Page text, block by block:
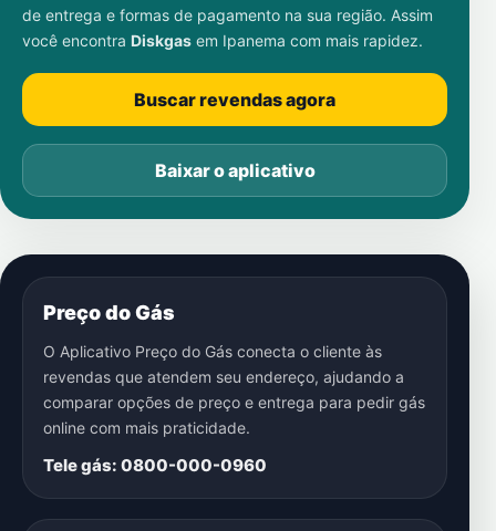
de entrega e formas de pagamento na sua região. Assim
você encontra Diskgas em Ipanema com mais rapidez.
Buscar revendas agora
Baixar o aplicativo
Preço do Gás
O Aplicativo Preço do Gás conecta o cliente às
revendas que atendem seu endereço, ajudando a
comparar opções de preço e entrega para pedir gás
online com mais praticidade.
Tele gás: 0800-000-0960